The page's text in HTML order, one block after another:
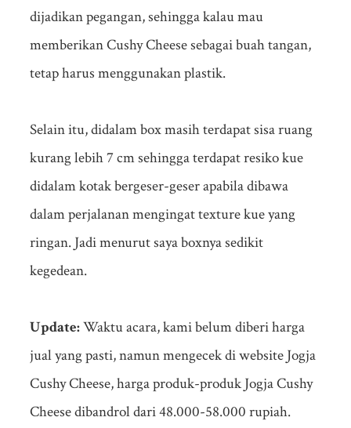
dijadikan pegangan, sehingga kalau mau
memberikan Cushy Cheese sebagai buah tangan,
tetap harus menggunakan plastik.
Selain itu, didalam box masih terdapat sisa ruang
kurang lebih 7 cm sehingga terdapat resiko kue
didalam kotak bergeser-geser apabila dibawa
dalam perjalanan mengingat texture kue yang
ringan. Jadi menurut saya boxnya sedikit
kegedean.
Update:Waktu acara, kami belum diberi harga
jual yang pasti, namun mengecek di website Jogja
Cushy Cheese, harga produk-produk Jogja Cushy
Cheese dibandrol dari 48.000-58.000 rupiah.